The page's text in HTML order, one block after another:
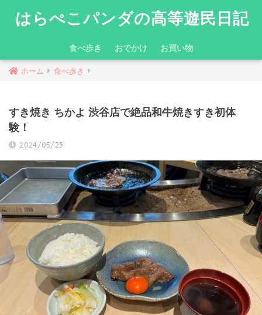
はらぺこパンダの高等遊民日記
食べ歩き おでかけ お買い物
ホーム 食べ歩き
すき焼き ちかよ 渋谷店で絶品和牛焼きすき初体
験！
2024/05/23